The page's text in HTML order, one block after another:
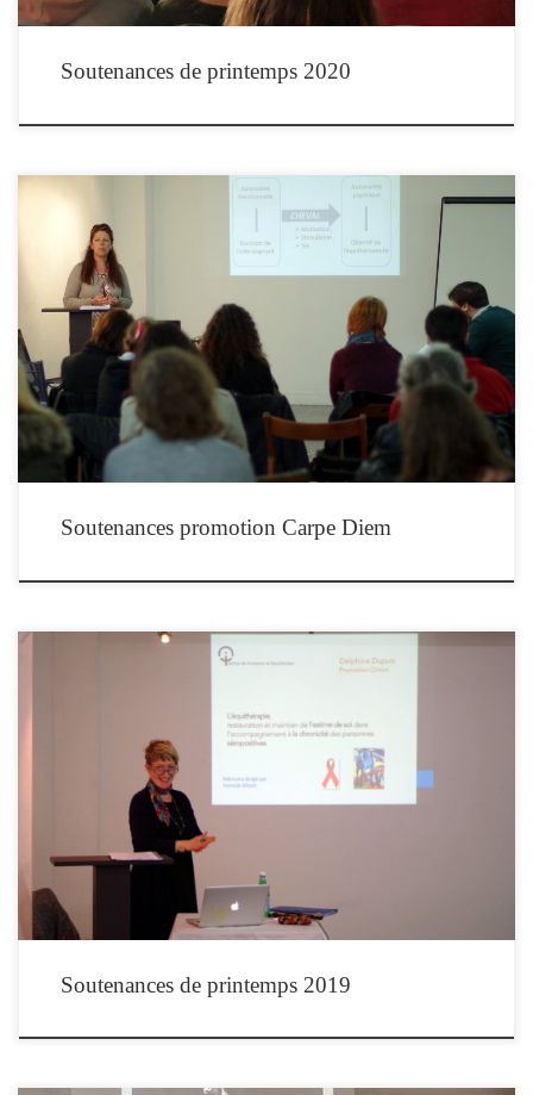
Soutenances de printemps 2020
Les stagiaires en formation d’équithérapeute de la promotion Carpe Diem
soutiennent leurs travaux de fin de formation les 30 et 31 mars 2018 à Paris. Les
soutenances se dérouleront au centre équestre Bayard-UCPA, avenue du Polygone,
75012 PARIS (métro Château de Vincennes, RER Vincennes)L’entrée est libre, sur
réservation en ligne […]
Soutenances promotion Carpe Diem
Les stagiaires en formation d’équithérapeute de la promotion Bayard soutiennent
leurs travaux de fin de formation les vendredi 29 et samedi 30 mars 2019 à Paris.
Les soutenances se dérouleront à l’Espace Hermès, 11 rue de la Vistule, 75013
PARIS. L’entrée est libre, obligatoirement sur réservation en ligne et dans […]
Soutenances de printemps 2019